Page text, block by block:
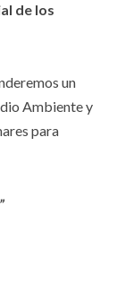
de los
un
Ambiente y
para